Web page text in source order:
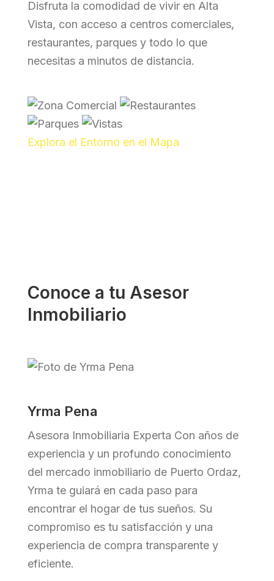
Disfruta la comodidad de vivir en Alta
Vista, con acceso a centros comerciales,
restaurantes, parques y todo lo que
necesitas a minutos de distancia.
Explora el Entorno en el Mapa
Conoce a tu Asesor
Inmobiliario
Yrma Pena
Asesora Inmobiliaria Experta Con años de
experiencia y un profundo conocimiento
del mercado inmobiliario de Puerto Ordaz,
Yrma te guiará en cada paso para
encontrar el hogar de tus sueños. Su
compromiso es tu satisfacción y una
experiencia de compra transparente y
eficiente.